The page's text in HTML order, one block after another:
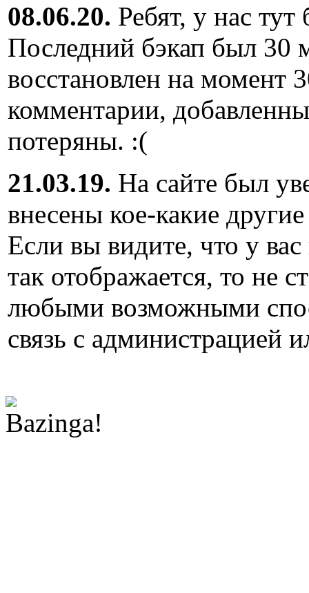
08.06.20. Ребят, у нас
Последний бэкап был 30
восстановлен на
комментарии,
потеряны. :(
21.03.19. На сайте был
внесены кое-какие
Если вы видите, что у
так отображается, то не
любыми возможными
связь с администрацией